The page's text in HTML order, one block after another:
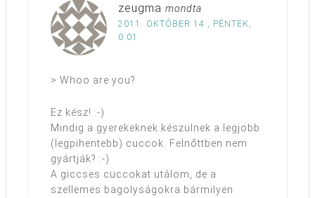
zeugma mondta
2011. OKTÓBER 14., PÉNTEK,
0:01
> Whoo are you?
Ez kész! :-)
Mindig a gyerekeknek készülnek a legjobb
(legpihentebb) cuccok. Felnőttben nem
gyártják? :-)
A giccses cuccokat utálom, de a
szellemes bagolyságokra bármilyen